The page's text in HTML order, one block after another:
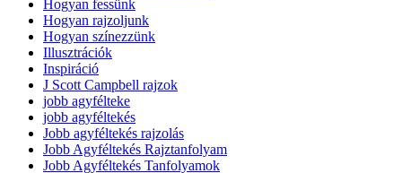
Hogyan fessünk
Hogyan rajzoljunk
Hogyan színezzünk
Illusztrációk
Inspiráció
J Scott Campbell rajzok
jobb agyfélteke
jobb agyféltekés
Jobb agyféltekés rajzolás
Jobb Agyféltekés Rajztanfolyam
Jobb Agyféltekés Tanfolyamok